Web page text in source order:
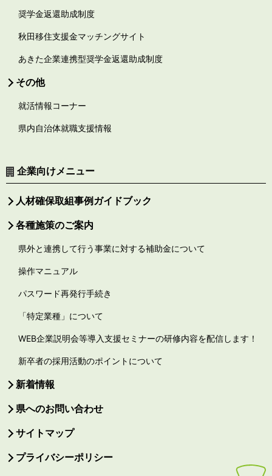
奨学金返還助成制度
秋田移住支援金マッチングサイト
あきた企業連携型奨学金返還助成制度
その他
就活情報コーナー
県内自治体就職支援情報
企業向けメニュー
人材確保取組事例ガイドブック
各種施策のご案内
県外と連携して行う事業に対する補助金について
操作マニュアル
パスワード再発行手続き
「特定業種」について
WEB企業説明会等導入支援セミナーの研修内容を配信します！
新卒者の採用活動のポイントについて
新着情報
県へのお問い合わせ
サイトマップ
プライバシーポリシー